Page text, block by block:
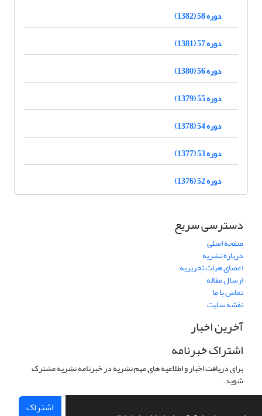
دوره 58 (1382)
دوره 57 (1381)
دوره 56 (1380)
دوره 55 (1379)
دوره 54 (1378)
دوره 53 (1377)
دوره 52 (1376)
دسترسی سریع
صفحه اصلی
درباره نشریه
اعضای هیات تحریریه
ارسال مقاله
تماس با ما
نقشه سایت
آخرین اخبار
اشتراک خبرنامه
برای دریافت اخبار و اطلاعیه های مهم نشریه در خبرنامه نشریه مشترک
شوید.
اشتراک